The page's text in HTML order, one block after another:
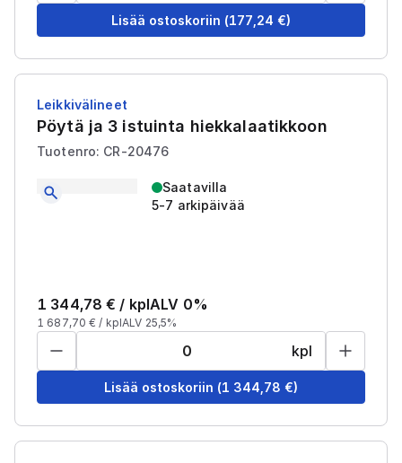
Lisää ostoskoriin (177,24 €)
Leikkivälineet
Pöytä ja 3 istuinta hiekkalaatikkoon
Tuotenro: CR-20476
Saatavilla
5-7 arkipäivää
1 344,78 € / kplALV 0%
1 687,70 € / kplALV 25,5%
kpl
Lisää ostoskoriin (1 344,78 €)